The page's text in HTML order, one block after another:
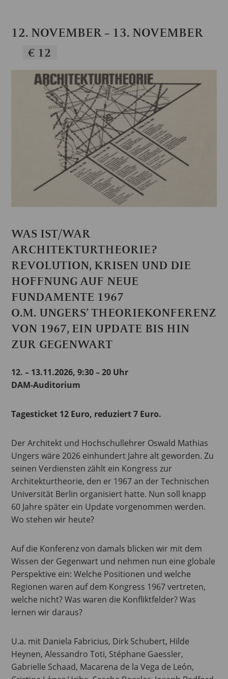
12. NOVEMBER – 13. NOVEMBER
€ 12
WAS IST/WAR
ARCHITEKTURTHEORIE?
REVOLUTION, KRISEN UND DIE
HOFFNUNG AUF NEUE
FUNDAMENTE 1967
O.M. UNGERS’ THEORIEKONFERENZ
VON 1967, EIN UPDATE BIS HIN
ZUR GEGENWART
12. – 13.11.2026, 9:30 – 20 Uhr
DAM-Auditorium
Tagesticket 12 Euro, reduziert 7 Euro.
Der Architekt und Hochschullehrer Oswald Mathias
Ungers wäre 2026 einhundert Jahre alt geworden. Zu
seinen Verdiensten zählt ein Kongress zur
Architekturtheorie, den er 1967 an der Technischen
Universität Berlin organisiert hatte. Nun soll knapp
60 Jahre später ein Update vorgenommen werden.
Wo stehen wir heute?
Auf die Konferenz von damals blicken wir mit dem
Wissen der Gegenwart und nehmen nun eine globale
Perspektive ein: Welche Positionen und welche
Regionen waren auf dem Kongress 1967 vertreten,
welche nicht? Was waren die Konfliktfelder? Was
lernen wir daraus?
U.a. mit Daniela Fabricius, Dirk Schubert, Hilde
Heynen, Alessandro Toti, Stéphane Gaessler,
Gabrielle Schaad, Macarena de la Vega de León,